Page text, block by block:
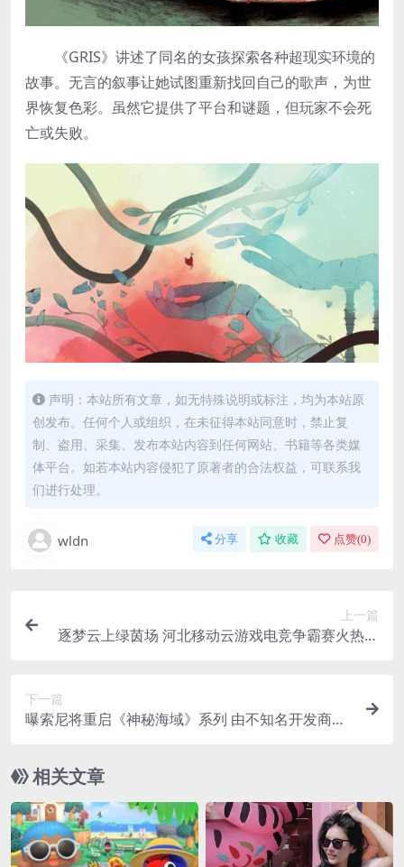
《GRIS》讲述了同名的女孩探索各种超现实环境的
故事。无言的叙事让她试图重新找回自己的歌声，为世
界恢复色彩。虽然它提供了平台和谜题，但玩家不会死
亡或失败。
声明：本站所有文章，如无特殊说明或标注，均为本站原
创发布。任何个人或组织，在未征得本站同意时，禁止复
制、盗用、采集、发布本站内容到任何网站、书籍等各类媒
体平台。如若本站内容侵犯了原著者的合法权益，可联系我
们进行处理。
wldn 分享 收藏 点赞(0)
上一篇
逐梦云上绿茵场 河北移动云游戏电竞争霸赛火热报
下一篇
曝索尼将重启《神秘海域》系列 由不知名开发商制
相关文章